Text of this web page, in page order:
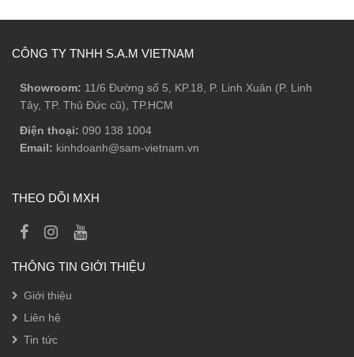
CÔNG TY TNHH S.A.M VIETNAM
Showroom: 11/6 Đường số 5, KP.18, P. Linh Xuân (P. Linh
Tây, TP. Thủ Đức cũ), TP.HCM
Điện thoại: 090 138 1004
Email: kinhdoanh@sam-vietnam.vn
THEO DÕI MXH
THÔNG TIN GIỚI THIỆU
Giới thiệu
Liên hệ
Tin tức